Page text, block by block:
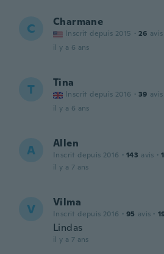
C Charmane
Inscrit depuis 2015 · 26 avis
il y a 6 ans
T Tina
Inscrit depuis 2016 · 39 avis
il y a 6 ans
A Allen
Inscrit depuis 2016 · 143 avis ·
il y a 7 ans
V Vilma
Inscrit depuis 2016 · 95 avis ·
Lindas
il y a 7 ans